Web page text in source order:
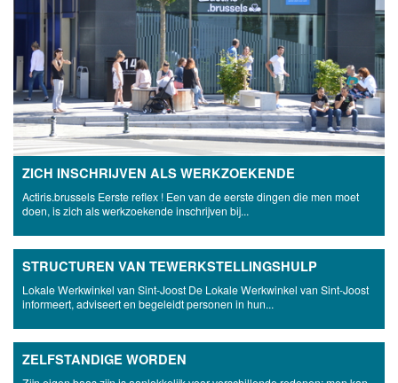
ZICH INSCHRIJVEN ALS WERKZOEKENDE
Actiris.brussels Eerste reflex ! Een van de eerste dingen die men moet
doen, is zich als werkzoekende inschrijven bij...
STRUCTUREN VAN TEWERKSTELLINGSHULP
Lokale Werkwinkel van Sint-Joost De Lokale Werkwinkel van Sint-Joost
informeert, adviseert en begeleidt personen in hun...
ZELFSTANDIGE WORDEN